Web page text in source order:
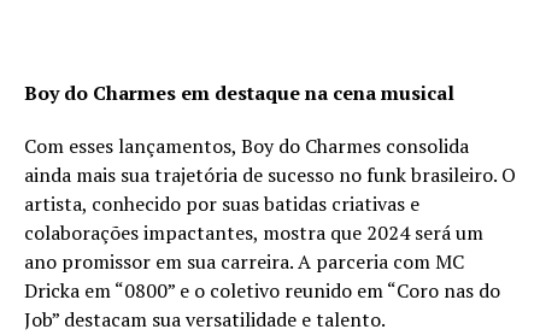
Boy do Charmes em destaque na cena musical
Com esses lançamentos, Boy do Charmes consolida
ainda mais sua trajetória de sucesso no funk brasileiro. O
artista, conhecido por suas batidas criativas e
colaborações impactantes, mostra que 2024 será um
ano promissor em sua carreira. A parceria com MC
Dricka em “0800” e o coletivo reunido em “Coro nas do
Job” destacam sua versatilidade e talento.